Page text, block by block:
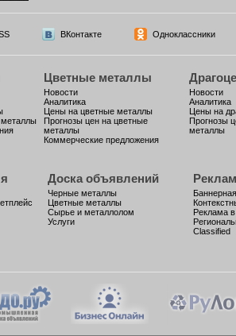
ВКонтакте Одноклассники
металлы
Цветные металлы
Новости
Аналитика
Цены на цветные металлы
Прогнозы цен на цветные
металлы
Коммерческие предложения
Новости
Аналитика
Цены на
Прогнозы
металлы
Доска объявлений
Черные металлы
Цветные металлы
Сырье и металлолом
Услуги
Реклама
Classified